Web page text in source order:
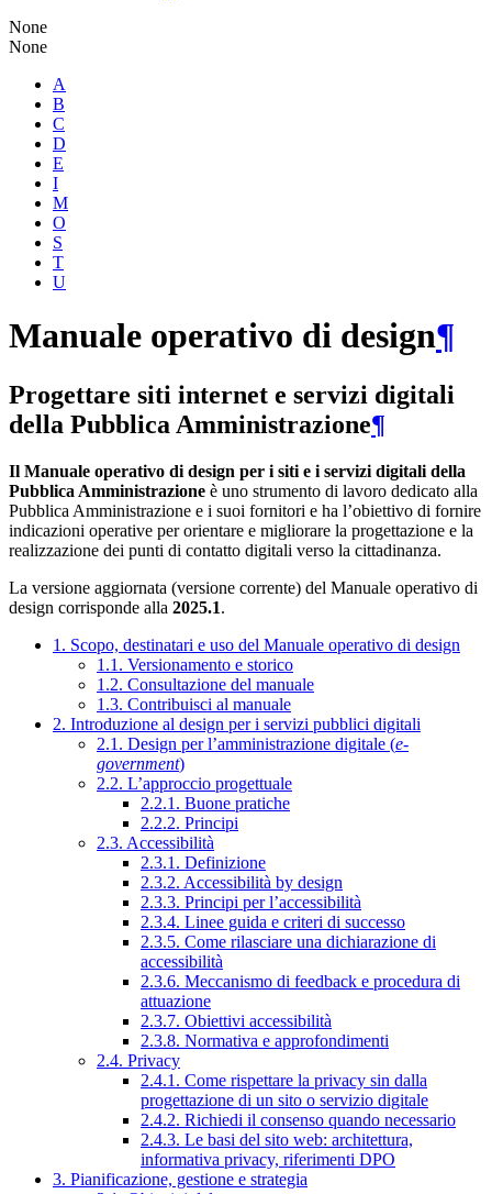
None
None
A
B
C
D
E
I
M
O
S
T
U
Manuale operativo di design¶
Progettare siti internet e servizi digitali
della Pubblica Amministrazione¶
Il Manuale operativo di design per i siti e i servizi digitali della
Pubblica Amministrazione è uno strumento di lavoro dedicato alla
Pubblica Amministrazione e i suoi fornitori e ha l’obiettivo di fornire
indicazioni operative per orientare e migliorare la progettazione e la
realizzazione dei punti di contatto digitali verso la cittadinanza.
La versione aggiornata (versione corrente) del Manuale operativo di
design corrisponde alla 2025.1.
1. Scopo, destinatari e uso del Manuale operativo di design
1.1. Versionamento e storico
1.2. Consultazione del manuale
1.3. Contribuisci al manuale
2. Introduzione al design per i servizi pubblici digitali
2.1. Design per l’amministrazione digitale (e-
government)
2.2. L’approccio progettuale
2.2.1. Buone pratiche
2.2.2. Principi
2.3. Accessibilità
2.3.1. Definizione
2.3.2. Accessibilità by design
2.3.3. Principi per l’accessibilità
2.3.4. Linee guida e criteri di successo
2.3.5. Come rilasciare una dichiarazione di
accessibilità
2.3.6. Meccanismo di feedback e procedura di
attuazione
2.3.7. Obiettivi accessibilità
2.3.8. Normativa e approfondimenti
2.4. Privacy
2.4.1. Come rispettare la privacy sin dalla
progettazione di un sito o servizio digitale
2.4.2. Richiedi il consenso quando necessario
2.4.3. Le basi del sito web: architettura,
informativa privacy, riferimenti DPO
3. Pianificazione, gestione e strategia